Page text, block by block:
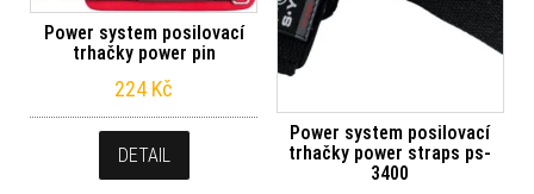
Power system posilovací
trhačky power pin
224 Kč
DETAIL
Power system posilovací
trhačky power straps ps-
3400